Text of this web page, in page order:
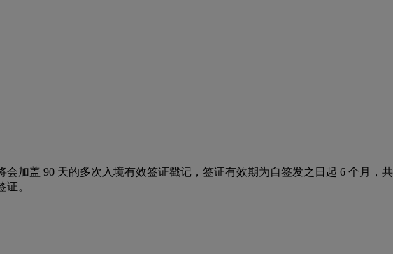
加盖 90 天的多次入境有效签证戳记，签证有效期为自签发之日起 6 个月，
。